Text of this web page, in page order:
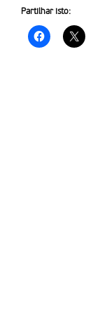
Partilhar isto: